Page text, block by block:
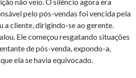
pelo pós-vendas foi vencida pela
a cliente, dirigindo-se ao gerente.
Ele começou resgatando situações
de pós-venda, expondo-a,
ela se havia equivocado.